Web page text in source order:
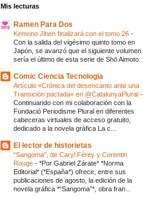
Mis lecturas
Ramen Para Dos
Kemono Jihen finalizará con el tomo 26 -
Con la salida del vigésimo quinto tomo en
Japón, se avanzó que el siguiente volumen
sería el último de esta serie de Shō Aimoto.
Comic Ciencia Tecnologia
Artículo «Crónica del desencanto ante una
Transición pactada» en @CatalunyaPlural -
Continuando con mi colaboración con la
Fundació Periodisme Plural en diferentes
cabeceras virtuales de acceso gratuito,
dedicado a la novela gráfica La c...
El lector de historietas
“Sangoma”, de Caryl Férey y Corentin
Rouge - *Por Gabriel Zárate* *Norma
Editorial* (*España*) ofrece, entre sus
publicaciones de agosto, la edición de la
novela gráfica *“Sangoma”*, obra fran...